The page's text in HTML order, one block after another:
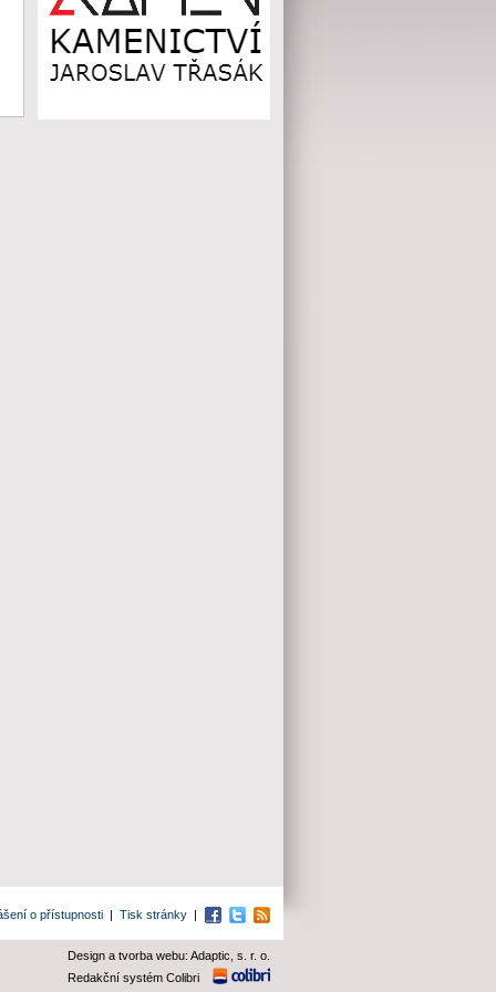
o přístupnosti | Tisk stránky | Facebook
TwitterRSS
Design a tvorba webu: Adaptic, s. r. o.
Redakční systém Colibri